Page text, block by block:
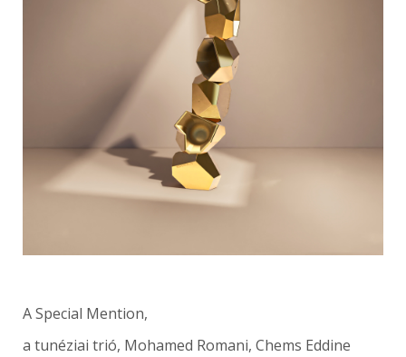
A Special Mention,
a tunéziai trió, Mohamed Romani, Chems Eddine